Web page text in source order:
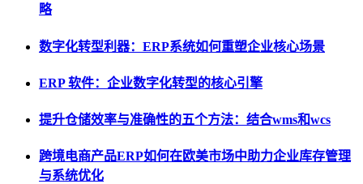
略
数字化转型利器：ERP系统如何重塑企业核心场景
ERP 软件：企业数字化转型的核心引擎
提升仓储效率与准确性的五个方法：结合wms和wcs
跨境电商产品ERP如何在欧美市场中助力企业库存管理
与系统优化